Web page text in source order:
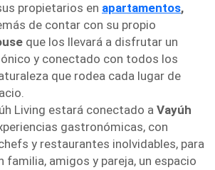
propietarios en apartamentos,
de contar con su propio
que los llevará a disfrutar un
y conectado con todos los
que rodea cada lugar de
Living estará conectado a Vayúh
gastronómicas, con
y restaurantes inolvidables, para
familia, amigos y pareja, un espacio